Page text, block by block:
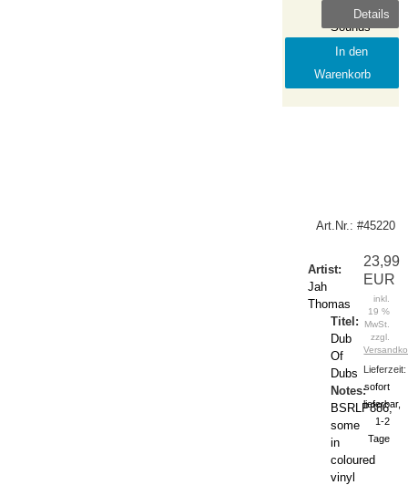
Burning
Sounds
Release:
October
Details
In den
Warenkorb
Art.Nr.: #45220
Artist:
Jah
Thomas
Titel:
Dub
Of
Dubs
Notes:
BSRLP886,
some
in
coloured
vinyl
23,99
EUR
inkl.
19 %
MwSt.
zzgl.
Lieferzeit:
sofort
lieferbar,
1-2
Tage